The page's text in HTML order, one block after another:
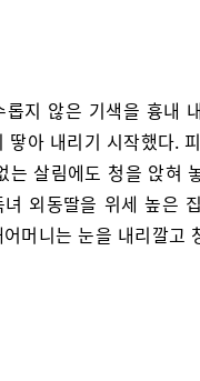
롭지 않은 기색을 흉내
땋아 내리기 시작했다.
는 살림에도 청을 앉혀
녀 외동딸을 위세 높은
머니는 눈을 내리깔고